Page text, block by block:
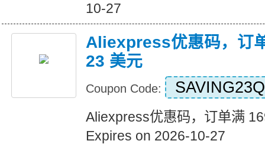
10-27
Aliexpress优惠码，订
23 美元
Coupon Code: SAVING23Q
Aliexpress优惠码，订单满
Expires on 2026-10-27